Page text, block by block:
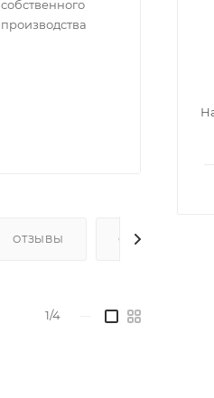
собственного
производства
ОТЗЫВЫ ОПЛАТА
1/4